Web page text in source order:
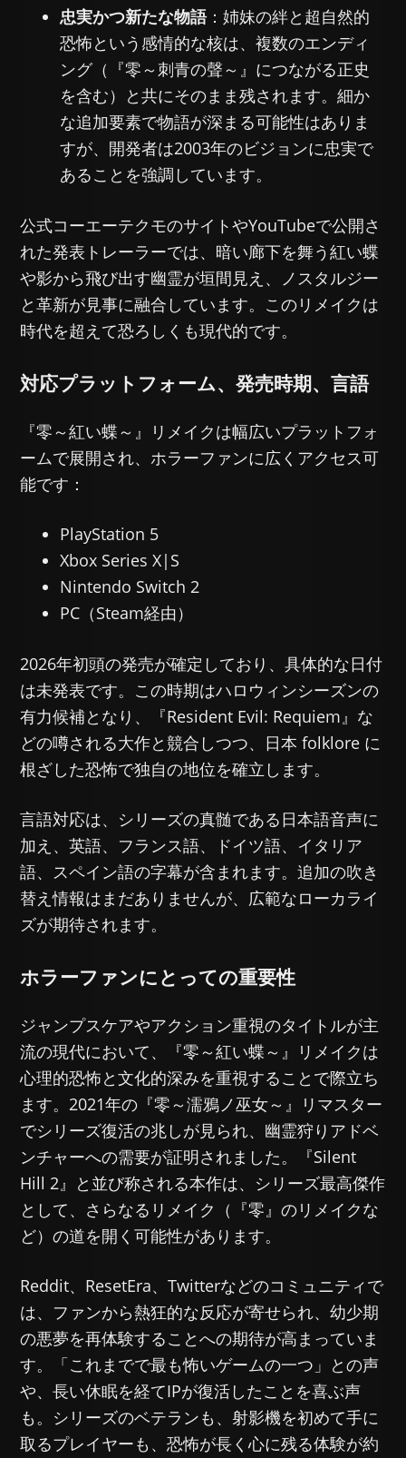
忠実かつ新たな物語：姉妹の絆と超自然的
恐怖という感情的な核は、複数のエンディ
ング（『零～刺青の聲～』につながる正史
を含む）と共にそのまま残されます。細か
な追加要素で物語が深まる可能性はありま
すが、開発者は2003年のビジョンに忠実で
あることを強調しています。
公式コーエーテクモのサイトやYouTubeで公開さ
れた発表トレーラーでは、暗い廊下を舞う紅い蝶
や影から飛び出す幽霊が垣間見え、ノスタルジー
と革新が見事に融合しています。このリメイクは
時代を超えて恐ろしくも現代的です。
対応プラットフォーム、発売時期、言語
『零～紅い蝶～』リメイクは幅広いプラットフォ
ームで展開され、ホラーファンに広くアクセス可
能です：
PlayStation 5
Xbox Series X|S
Nintendo Switch 2
PC（Steam経由）
2026年初頭の発売が確定しており、具体的な日付
は未発表です。この時期はハロウィンシーズンの
有力候補となり、『Resident Evil: Requiem』な
どの噂される大作と競合しつつ、日本 folklore に
根ざした恐怖で独自の地位を確立します。
言語対応は、シリーズの真髄である日本語音声に
加え、英語、フランス語、ドイツ語、イタリア
語、スペイン語の字幕が含まれます。追加の吹き
替え情報はまだありませんが、広範なローカライ
ズが期待されます。
ホラーファンにとっての重要性
ジャンプスケアやアクション重視のタイトルが主
流の現代において、『零～紅い蝶～』リメイクは
心理的恐怖と文化的深みを重視することで際立ち
ます。2021年の『零～濡鴉ノ巫女～』リマスター
でシリーズ復活の兆しが見られ、幽霊狩りアドベ
ンチャーへの需要が証明されました。『Silent
Hill 2』と並び称される本作は、シリーズ最高傑作
として、さらなるリメイク（『零』のリメイクな
ど）の道を開く可能性があります。
Reddit、ResetEra、Twitterなどのコミュニティで
は、ファンから熱狂的な反応が寄せられ、幼少期
の悪夢を再体験することへの期待が高まっていま
す。「これまでで最も怖いゲームの一つ」との声
や、長い休眠を経てIPが復活したことを喜ぶ声
も。シリーズのベテランも、射影機を初めて手に
取るプレイヤーも、恐怖が長く心に残る体験が約